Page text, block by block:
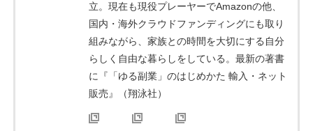
立。現在も現役プレーヤーでAmazonの他、
国内・海外クラウドファンディングにも取り
組みながら、家族との時間を大切にする自分
らしく自由な暮らしをしている。最新の著書
に『「ゆる副業」のはじめかた 輸入・ネット
販売』（翔泳社）